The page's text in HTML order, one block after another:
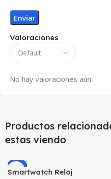
Valoraciones
No hay valoraciones aún.
Productos
estas viendo
-9%
Smartwatch Reloj